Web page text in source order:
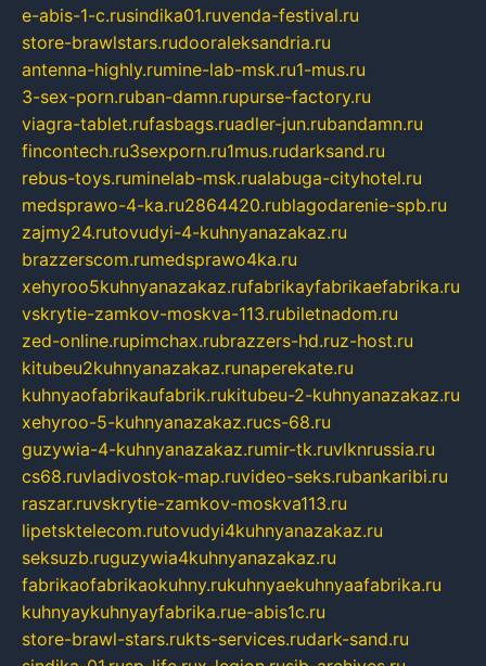
e-abis-1-c.rusindika01.ruvenda-festival.ru
store-brawlstars.rudooraleksandria.ru
antenna-highly.rumine-lab-msk.ru1-mus.ru
3-sex-porn.ruban-damn.rupurse-factory.ru
viagra-tablet.rufasbags.ruadler-jun.rubandamn.ru
fincontech.ru3sexporn.ru1mus.rudarksand.ru
rebus-toys.ruminelab-msk.rualabuga-cityhotel.ru
medsprawo-4-ka.ru2864420.rublagodarenie-spb.ru
zajmy24.rutovudyi-4-kuhnyanazakaz.ru
brazzerscom.rumedsprawo4ka.ru
xehyroo5kuhnyanazakaz.rufabrikayfabrikaefabrika.ru
vskrytie-zamkov-moskva-113.rubiletnadom.ru
zed-online.rupimchax.rubrazzers-hd.ruz-host.ru
kitubeu2kuhnyanazakaz.runaperekate.ru
kuhnyaofabrikaufabrik.rukitubeu-2-kuhnyanazakaz.ru
xehyroo-5-kuhnyanazakaz.rucs-68.ru
guzywia-4-kuhnyanazakaz.rumir-tk.ruvlknrussia.ru
cs68.ruvladivostok-map.ruvideo-seks.rubankaribi.ru
raszar.ruvskrytie-zamkov-moskva113.ru
lipetsktelecom.rutovudyi4kuhnyanazakaz.ru
seksuzb.ruguzywia4kuhnyanazakaz.ru
fabrikaofabrikaokuhny.rukuhnyaekuhnyaafabrika.ru
kuhnyaykuhnyayfabrika.rue-abis1c.ru
store-brawl-stars.rukts-services.rudark-sand.ru